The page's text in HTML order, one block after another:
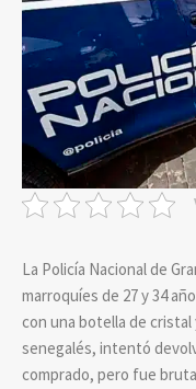
La Policía Nacional de
marroquíes de 27 y 34
con una botella de
senegalés, intentó
comprado, pero fue